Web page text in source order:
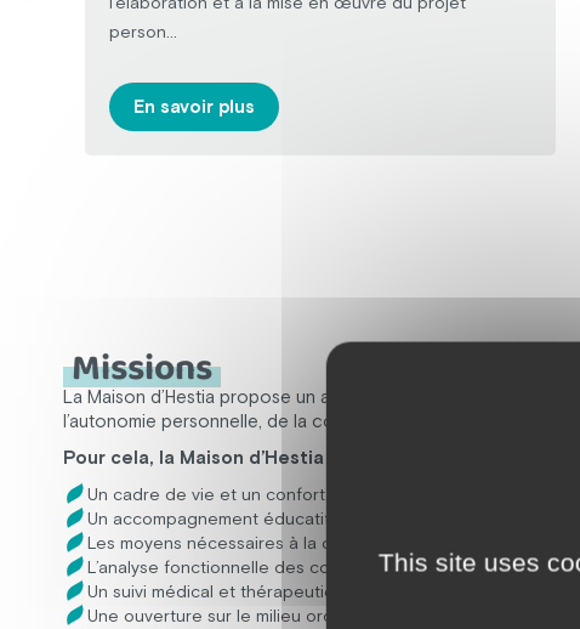
person...
En savoir plus
Missions
La Maison d’Hestia propose un accompagnement
l’autonomie personnelle, de la communication, de l’inclusion
Pour cela, la Maison d’Hestia offre :
Un cadre de vie et un confort de qualité
Un accompagnement éducatif et pédagogique adapté et
Les moyens nécessaires à la compréhension de
L’analyse fonctionnelle des comportements défis
Un suivi médical et thérapeutique avec l’habituation aux soins
Une ouverture sur le milieu ordinaire
This site uses